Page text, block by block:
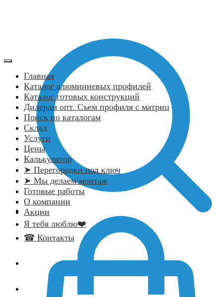
Главная
Каталог алюминиевых профилей
Каталог готовых конструкций
Дилерам опт. Съем профиля с матриц
Поиск по каталогам
Склад
Услуги
Цены
Калькулятор
➤ Перегородки под ключ
➤ Мы делаем монтаж
Готовые работы
О компании
Акции
Я тебя люблю❤️
☎ Контакты